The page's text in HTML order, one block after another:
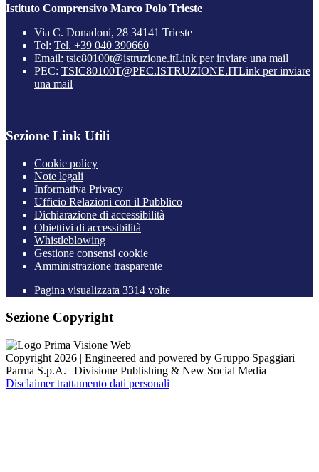
Istituto Comprensivo Marco Polo Trieste
Via C. Donadoni, 28 34141 Trieste
Tel: Tel. +39 040 390660
Email: tsic80100t@istruzione.itLink per inviare una mail
PEC: TSIC80100T@PEC.ISTRUZIONE.ITLink per inviare
una mail
Sezione Link Utili
Cookie policy
Note legali
Informativa Privacy
Ufficio Relazioni con il Pubblico
Dichiarazione di accessibilità
Obiettivi di accessibilità
Whistleblowing
Gestione consensi cookie
Amministrazione trasparente
Pagina visualizzata 3314 volte
Sezione Copyright
Copyright 2026 | Engineered and powered by Gruppo Spaggiari
Parma S.p.A. | Divisione Publishing & New Social Media
Disclaimer trattamento dati personali